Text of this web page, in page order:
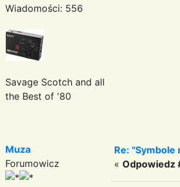
Wiadomości: 556
Savage Scotch and all
the Best of '80
Muza
Forumowicz
Re: "Symbole
« Odpowiedz